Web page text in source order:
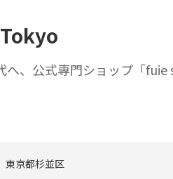
へ、公式専門ショップ「
東京都杉並区